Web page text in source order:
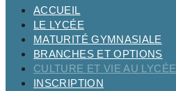
ACCUEIL
LE LYCÉE
MATURITÉ GYMNASIALE
BRANCHES ET OPTIONS
CULTURE ET VIE AU LYCÉE
INSCRIPTION